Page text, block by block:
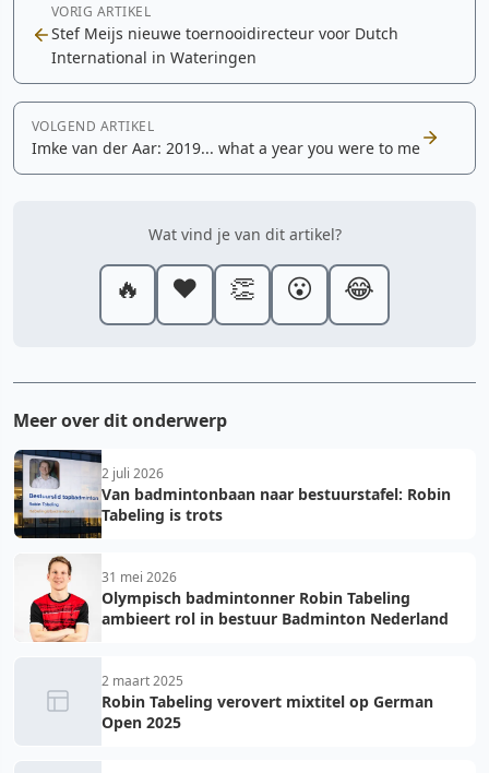
VORIG ARTIKEL
Stef Meijs nieuwe toernooidirecteur voor Dutch
International in Wateringen
VOLGEND ARTIKEL
Imke van der Aar: 2019... what a year you were to me
Wat vind je van dit artikel?
🔥 ❤️ 👏 😮 😂
Meer over dit onderwerp
2 juli 2026
Van badmintonbaan naar bestuurstafel: Robin
Tabeling is trots
31 mei 2026
Olympisch badmintonner Robin Tabeling
ambieert rol in bestuur Badminton Nederland
2 maart 2025
Robin Tabeling verovert mixtitel op German
Open 2025